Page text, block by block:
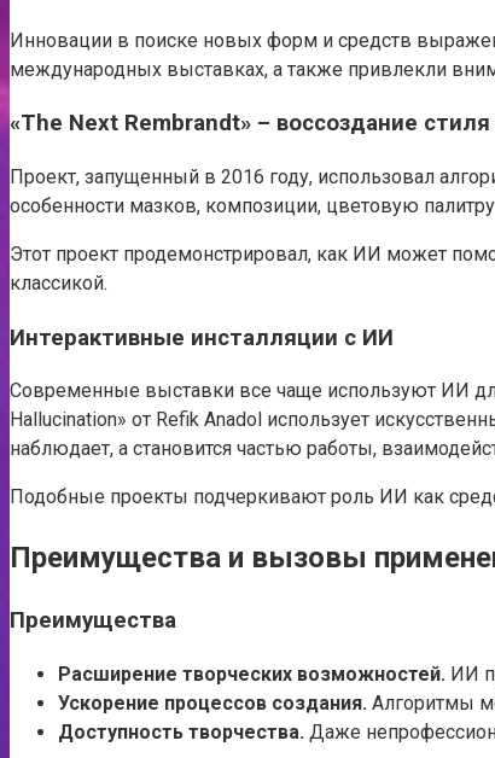
Инновации в поиске новых форм и средств
международных выставках, а также привлекли
«The Next Rembrandt» – воссоздание
Проект, запущенный в 2016 году, использовал
особенности мазков, композиции, цветовую
Этот проект продемонстрировал, как ИИ может
классикой.
Интерактивные инсталляции с ИИ
Современные выставки все чаще используют ИИ
Hallucination» от Refik Anadol использует
наблюдает, а становится частью работы,
Подобные проекты подчеркивают роль ИИ как
Преимущества и вызовы
Преимущества
Расширение творческих возможностей. ИИ
Ускорение процессов создания. Алгоритмы
Доступность творчества. Даже